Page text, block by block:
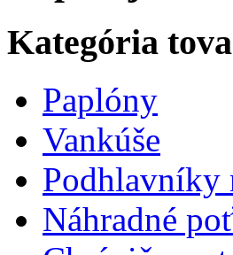
Kategória
Paplóny
Vankúše
Podhlavníky
Náhradné